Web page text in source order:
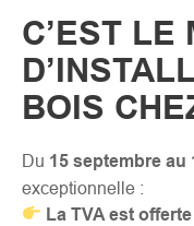
C’EST LE
BOIS
Du 15 septembre au
exceptionnelle :
La TVA est offerte